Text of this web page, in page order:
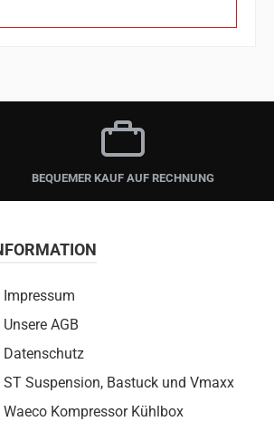
BEQUEMER KAUF AUF RECHNUNG
Impressum
Unsere AGB
Datenschutz
ST Suspension, Bastuck und Vmaxx
Waeco Kompressor Kühlbox